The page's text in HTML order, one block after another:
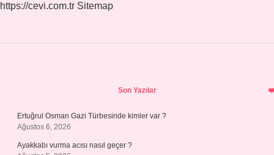
https://cevi.com.tr Sitemap
Son Yazılar
Ertuğrul Osman Gazi Türbesinde kimler var ?
Ağustos 6, 2026
Ayakkabı vurma acısı nasıl geçer ?